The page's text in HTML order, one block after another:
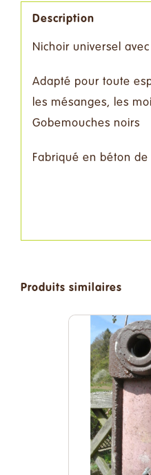
Description
Nichoir universel
Adapté pour toute
les mésanges, les
Gobemouches noirs
Fabriqué en béton de
Produits similaires